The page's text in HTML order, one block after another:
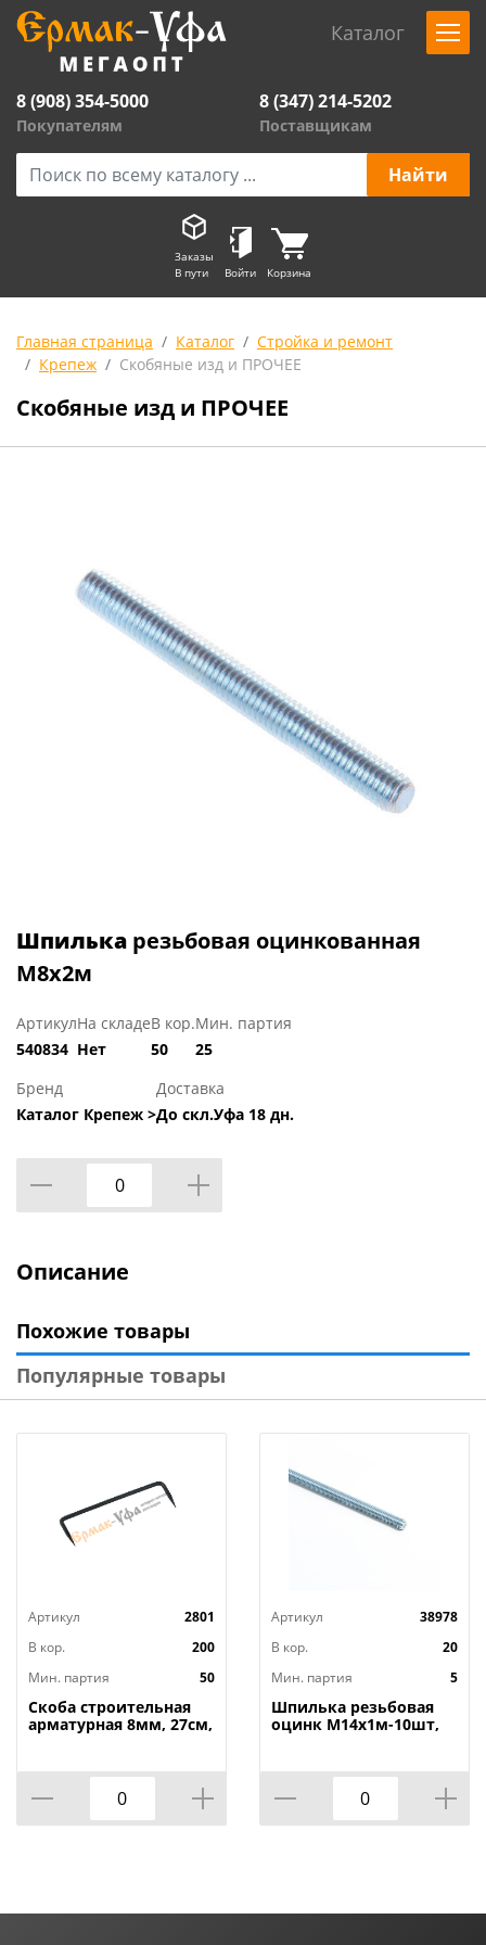
Каталог
8 (908) 354-5000
Покупателям
8 (347) 214-5202
Поставщикам
Заказы
В пути
Войти Корзина
Главная страница Каталог
Стройка и ремонт
Крепеж
Скобяные изд и ПРОЧЕЕ
Скобяные изд и ПРОЧЕЕ
Шпилька резьбовая оцинкованная
М8х2м
Артикул
540834
На складе
Нет
В кор.
50
Мин. партия
25
Бренд
Каталог Крепеж >
Доставка
До скл.Уфа 18 дн.
Описание
Похожие товары
Популярные товары
Артикул
2801
В кор.
200
Мин. партия
50
Скоба строительная
арматурная 8мм, 27см,
Артикул
38978
В кор.
20
Мин. партия
5
Шпилька резьбовая
оцинк М14х1м-10шт,